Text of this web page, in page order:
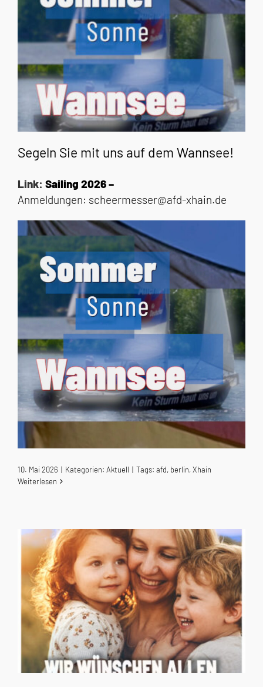
Segeln Sie mit uns auf dem Wannsee!
Link: Sailing 2026 –
Anmeldungen: scheermesser@afd-xhain.de
10. Mai 2026 | Kategorien: Aktuell | Tags: afd, berlin,Xhain
Weiterlesen